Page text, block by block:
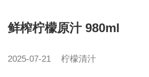
鲜榨柠檬原汁 980ml
2025-07-21 柠檬清汁